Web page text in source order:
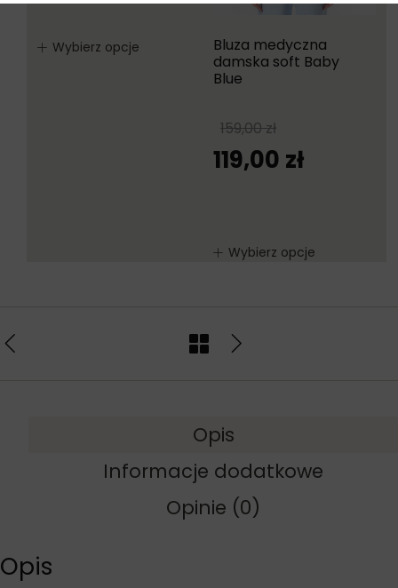
Wybierz opcje
Bluza medyczna
damska soft Baby
Blue
159,00zł
119,00 zł
Wybierz opcje
Opis
Informacje dodatkowe
Opinie (0)
Opis